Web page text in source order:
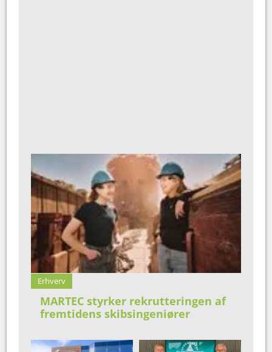
Erhverv
MARTEC styrker rekrutteringen af
fremtidens skibsingeniører